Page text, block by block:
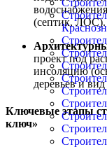
(септик, ЛОС).
проект под
инсоляцию
деревьев и
Ключевые этапы
ключ»